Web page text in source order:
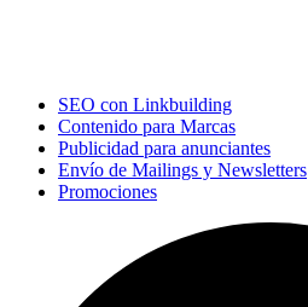
SEO con Linkbuilding
Contenido para Marcas
Publicidad para anunciantes
Envío de Mailings y Newsletters
Promociones